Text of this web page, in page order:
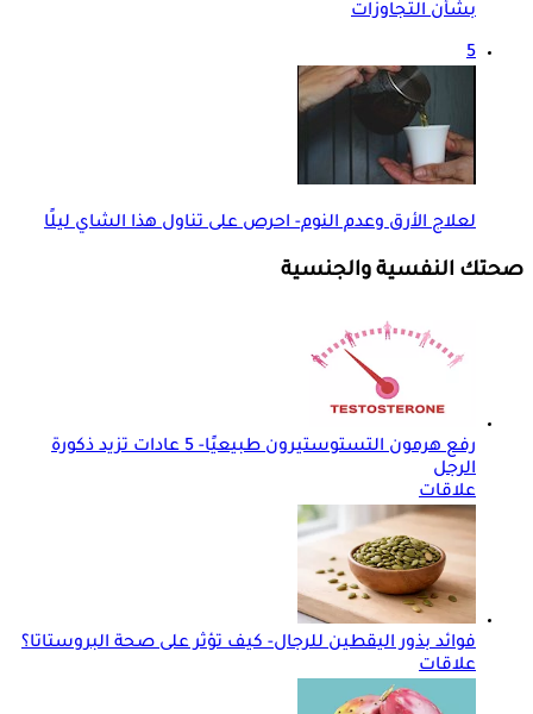
بشأن التجاوزات
5
لعلاج الأرق وعدم النوم- احرص على تناول هذا الشاي ليلًا
صحتك النفسية والجنسية
رفع هرمون التستوستيرون طبيعيًا- 5 عادات تزيد ذكورة
الرجل
علاقات
فوائد بذور اليقطين للرجال- كيف تؤثر على صحة البروستاتا؟
علاقات